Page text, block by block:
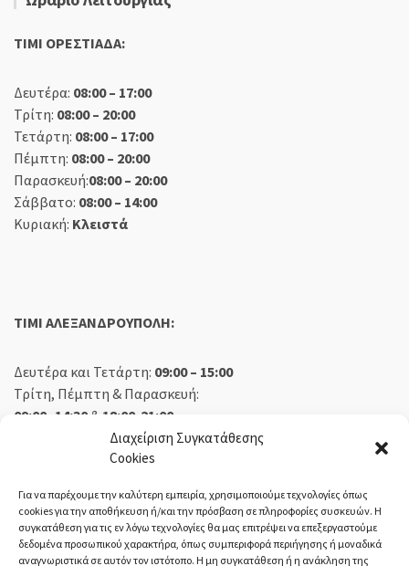
Διαχείριση Συγκατάθεσης
Cookies
Για να παρέχουμε την καλύτερη εμπειρία, χρησιμοποιούμε τεχνολογίες όπως
cookies για την αποθήκευση ή/και την πρόσβαση σε πληροφορίες συσκευών. Η
συγκατάθεση για τις εν λόγω τεχνολογίες θα μας επιτρέψει να επεξεργαστούμε
δεδομένα προσωπικού χαρακτήρα, όπως συμπεριφορά περιήγησης ή μοναδικά
αναγνωριστικά σε αυτόν τον ιστότοπο. Η μη συγκατάθεση ή η ανάκληση της
TIMI ΟΡΕΣΤΙΑΔΑ:
Δευτέρα: 08:00 – 17:00
Τρίτη: 08:00 – 20:00
Τετάρτη: 08:00 – 17:00
Πέμπτη: 08:00 – 20:00
Παρασκευή:08:00 – 20:00
Σάββατο: 08:00 – 14:00
Κυριακή: Κλειστά
TIMI ΑΛΕΞΑΝΔΡΟΥΠΟΛΗ:
Δευτέρα και Τετάρτη: 09:00 – 15:00
Τρίτη, Πέμπτη & Παρασκευή:
09:00 -14:30 & 18:00-21:00
09:00 – 14:30
Κλειστά
ΕΚΘΕΣΗ ΟΡΕΣΤΙΑΔΑ: